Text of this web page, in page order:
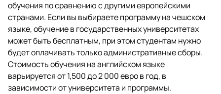
обучения по сравнению с другими европейскими
странами. Если вы выбираете программу на чешском
языке, обучение в государственных университетах
может быть бесплатным, при этом студентам нужно
будет оплачивать только административные сборы.
Стоимость обучения на английском языке
варьируется от 1,500 до 2 000 евро в год, в
зависимости от университета и программы.